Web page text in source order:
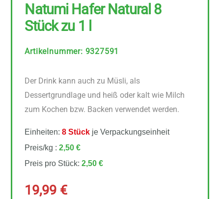
Natumi Hafer Natural 8
Stück zu 1 l
Artikelnummer: 9327591
Der Drink kann auch zu Müsli, als
Dessertgrundlage und heiß oder kalt wie Milch
zum Kochen bzw. Backen verwendet werden.
Einheiten:8 Stück je Verpackungseinheit
Preis/kg :2,50 €
Preis pro Stück:2,50 €
19,99 €